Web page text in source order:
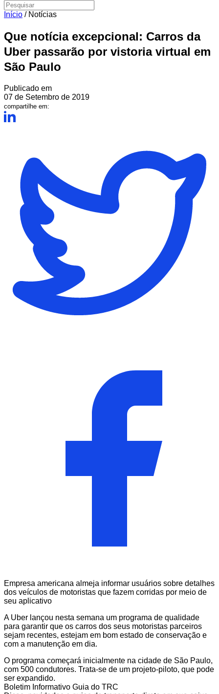
Início / Notícias
Que notícia excepcional: Carros da
Uber passarão por vistoria virtual em
São Paulo
Publicado em
07 de Setembro de 2019
compartilhe em:
Empresa americana almeja informar usuários sobre detalhes
dos veículos de motoristas que fazem corridas por meio de
seu aplicativo
A Uber lançou nesta semana um programa de qualidade
para garantir que os carros dos seus motoristas parceiros
sejam recentes, estejam em bom estado de conservação e
com a manutenção em dia.
O programa começará inicialmente na cidade de São Paulo,
com 500 condutores. Trata-se de um projeto-piloto, que pode
ser expandido.
Boletim Informativo Guia do TRC